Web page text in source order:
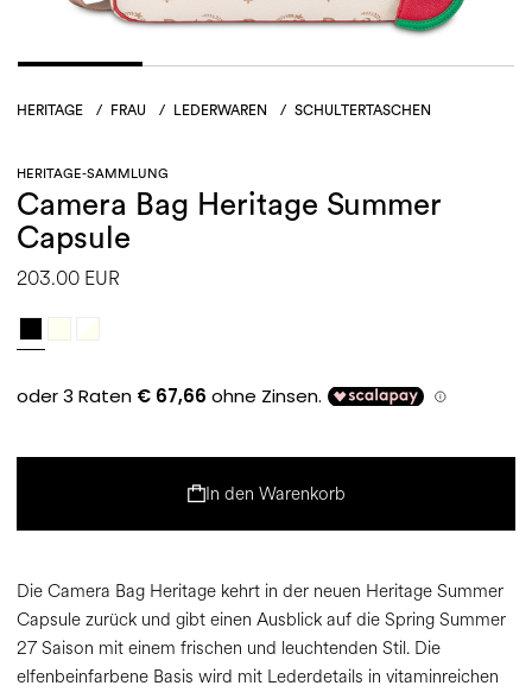
HERITAGE / FRAU / LEDERWAREN / SCHULTERTASCHEN
HERITAGE-SAMMLUNG
Camera Bag Heritage Summer
Capsule
203.00 EUR
In den Warenkorb
Die Camera Bag Heritage kehrt in der neuen Heritage Summer
Capsule zurück und gibt einen Ausblick auf die Spring Summer
27 Saison mit einem frischen und leuchtenden Stil. Die
elfenbeinfarbene Basis wird mit Lederdetails in vitaminreichen